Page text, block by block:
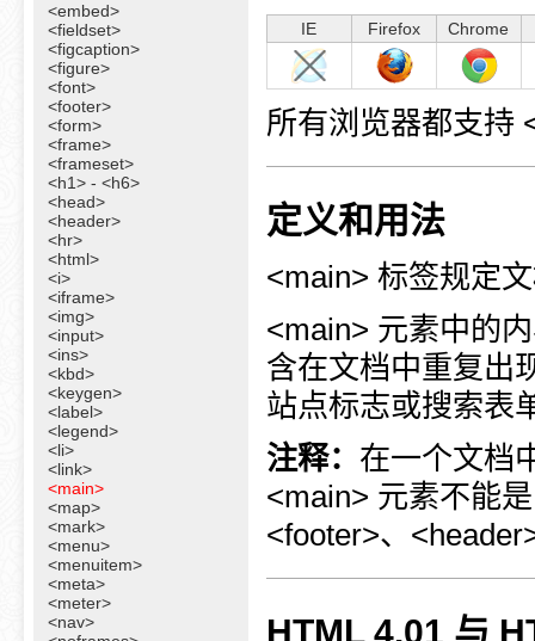
<embed>
<fieldset>
<figcaption>
<figure>
<font>
<footer>
<form>
<frame>
<frameset>
<h1> - <h6>
<head>
<header>
<hr>
<html>
<i>
<iframe>
<img>
<input>
<ins>
<kbd>
<keygen>
<label>
<legend>
<li>
<link>
<main>
<map>
<mark>
<menu>
<menuitem>
<meta>
<meter>
<nav>
IE Firefox Chrome
所有浏览器都支持
定义和用法
<main> 标签规定
<main> 元素中的
含在文档中重复出
站点标志或搜索表
注释： 在一个文档
<main> 元素不能
<footer>、
HTML 4.01 与